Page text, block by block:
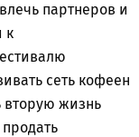
партнеров и
к
сеть кофеен
вторую жизнь